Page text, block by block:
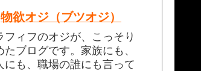
物欲オジ（ブツオジ）
フィフのオジが、こっそり
たブログです。家族にも、
にも、職場の誰にも言って